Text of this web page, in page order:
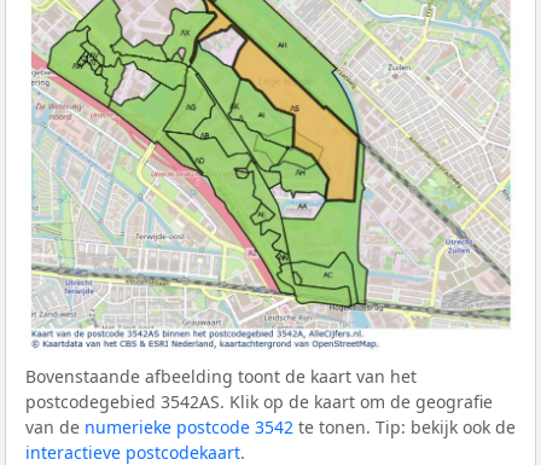
Bovenstaande afbeelding toont de kaart van het
postcodegebied 3542AS. Klik op de kaart om de geografie
van de numerieke postcode 3542 te tonen. Tip: bekijk ook de
interactieve postcodekaart.